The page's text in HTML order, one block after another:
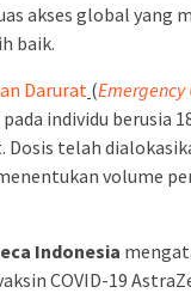
akses global yang
baik.
Darurat (Emergency
individu berusia
telah
volume
Indonesia
COVID-19